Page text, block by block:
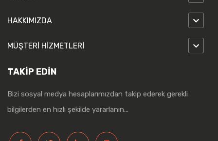
HAKKIMIZDA
MÜŞTERİ HİZMETLERİ
TAKİP EDİN
Bizi sosyal medya hesaplarımızdan takip ederek gerekli
bilgilerden en hızlı şekilde yararlanın...